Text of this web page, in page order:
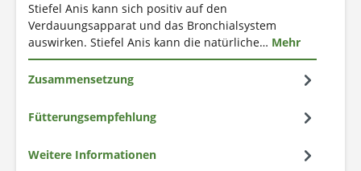
Stiefel Anis kann sich positiv auf den
Verdauungsapparat und das Bronchialsystem
auswirken. Stiefel Anis kann die natürliche… Mehr
Zusammensetzung
Fütterungsempfehlung
Weitere Informationen